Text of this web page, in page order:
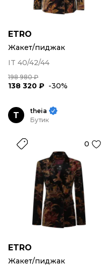
ETRO
Жакет/пиджак
IT 40/42/44
198 980 ₽
138 320 ₽ -30%
T
theia
Бутик
0
ETRO
Жакет/пиджак